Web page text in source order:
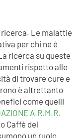
ricerca. Le malattie
per chi ne è
ricerca su queste
rispetto alle
di trovare cure e
è altrettanto
come quelli
A.R.M.R.
Caffè del
un ruolo